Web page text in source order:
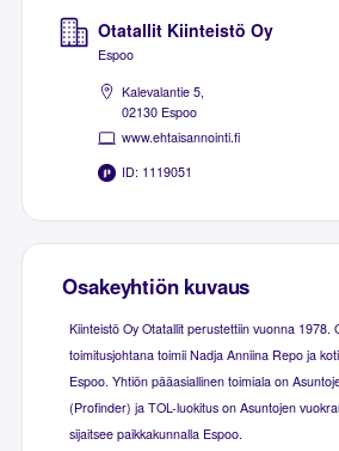
Otatallit Kiinteistö Oy
Espoo
Kalevalantie 5,
02130 Espoo
www.ehtaisannointi.fi
ID: 1119051
Osakeyhtiön kuvaus
Kiinteistö Oy Otatallit perustettiin vuonna 1978.
toimitusjohtana toimii Nadja Anniina Repo ja
Espoo. Yhtiön pääasiallinen toimiala on
(Profinder) ja TOL-luokitus on Asuntojen
sijaitsee paikkakunnalla Espoo.